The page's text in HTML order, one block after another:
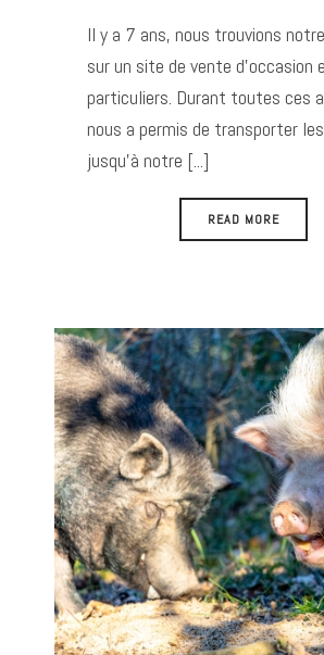
Il y a 7 ans, nous trouvions
sur un site de vente d’occasion
particuliers. Durant toutes ces
nous a permis de transporter
jusqu’à notre [...]
READ MORE